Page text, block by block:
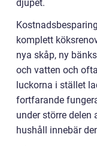
djupet.
komplett
nya skåp, ny
och vatten och
luckorna i stället
fortfarande
under större delen
hushåll innebär